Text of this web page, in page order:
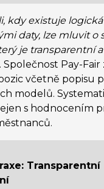
kdy existuje
daty, lze mluvit o
je transparentní a
. Společnost Pay-Fair
včetně popisu
modelů.
s hodnocením
Transparentní